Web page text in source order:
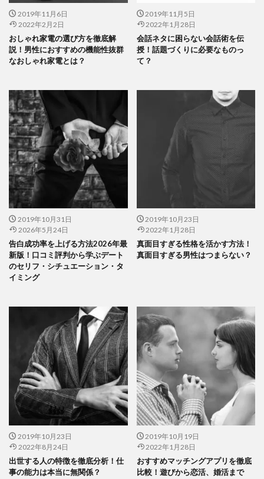
2019年11月6日
2022年2月2日
おしゃれ家電の選び方を徹底解
説！男性におすすめの機能性抜群
なおしゃれ家電とは？
2019年11月5日
2022年1月28日
会話ネタに困らない会話術を伝
授！話題づくりに必要なものっ
て？
2019年10月31日
2026年5月24日
告白成功率を上げる方法2026年最
新版！口コミ評判から学ぶデート
のセリフ・シチュエーション・タ
イミング
2019年10月23日
2022年1月28日
真面目すぎる性格を活かす方法！
真面目すぎる男性はつまらない？
2019年10月23日
2022年8月24日
出世する人の特徴を徹底分析！仕
事の能力は本当に無関係？
2019年10月19日
2022年1月28日
おすすめマッチングアプリを徹底
比較！遊びから恋活、婚活まで